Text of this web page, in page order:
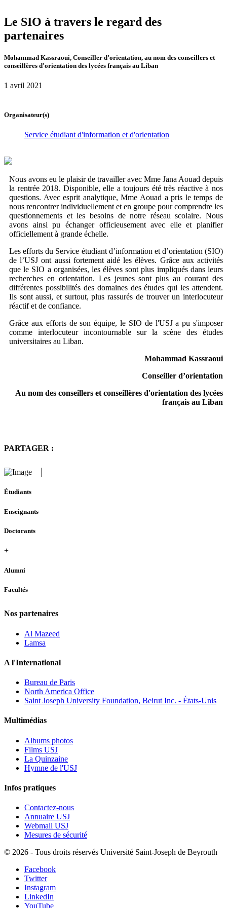
Le SIO à travers le regard des
partenaires
Mohammad Kassraoui, Conseiller d’orientation, au nom des conseillers et
conseillères d'orientation des lycées français au Liban
1 avril 2021
Organisateur(s)
Service étudiant d'information et d'orientation
Nous avons eu le plaisir de travailler avec Mme Jana Aouad depuis
la rentrée 2018. Disponible, elle a toujours été très réactive à nos
questions. Avec esprit analytique, Mme Aouad a pris le temps de
nous rencontrer individuellement et en groupe pour comprendre les
questionnements et les besoins de notre réseau scolaire. Nous
avons ainsi pu échanger officieusement avec elle et planifier
officiellement à grande échelle.
Les efforts du Service étudiant d’information et d’orientation (SIO)
de l’USJ ont aussi fortement aidé les élèves. Grâce aux activités
que le SIO a organisées, les élèves sont plus impliqués dans leurs
recherches en orientation. Les jeunes sont plus au courant des
différentes possibilités des domaines des études qui les attendent.
Ils sont aussi, et surtout, plus rassurés de trouver un interlocuteur
réactif et de confiance.
Grâce aux efforts de son équipe, le SIO de l'USJ a pu s'imposer
comme interlocuteur incontournable sur la scène des études
universitaires au Liban.
Mohammad Kassraoui
Conseiller d’orientation
Au nom des conseillers et conseillères d'orientation des lycées
français au Liban
PARTAGER :
Étudiants
Enseignants
Doctorants
+
Alumni
Facultés
Nos partenaires
Al Mazeed
Lamsa
A l'International
Bureau de Paris
North America Office
Saint Joseph University Foundation, Beirut Inc. - États-Unis
Multimédias
Albums photos
Films USJ
La Quinzaine
Hymne de l'USJ
Infos pratiques
Contactez-nous
Annuaire USJ
Webmail USJ
Mesures de sécurité
© 2026 - Tous droits réservés Université Saint-Joseph de Beyrouth
Facebook
Twitter
Instagram
LinkedIn
YouTube